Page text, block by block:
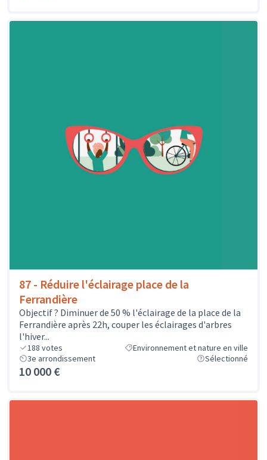
87 - Réduire l'éclairage place de la
Ferrandière
Objectif ? Diminuer de 50 % l'éclairage de la place de la
Ferrandière après 22h, couper les éclairages d'arbres
l'hiver...
188 votes
Environnement et nature en ville
3e arrondissement
Sélectionné
10 000 €